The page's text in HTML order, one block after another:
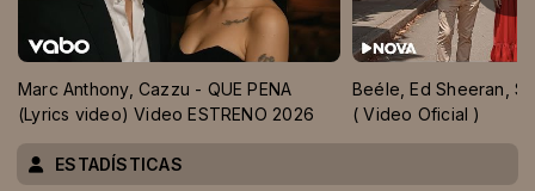
Marc Anthony, Cazzu - QUE PENA
(Lyrics video) Video ESTRENO 2026
Beéle, Ed Sheeran,
( Video Oficial )
ESTADÍSTICAS